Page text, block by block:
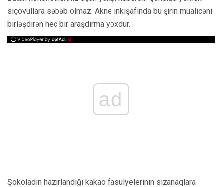
siçovullara səbəb olmaz. Akne inkişafında bu şirin müalicəni
birləşdirən heç bir araşdırma yoxdur.
ad
Şokoladın hazırlandığı kakao fasulyelerinin sızanaqlara